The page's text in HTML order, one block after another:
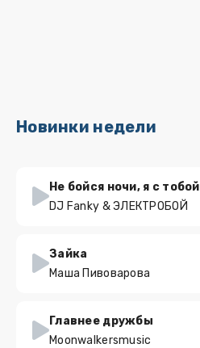
Новинки недели
Не бойся ночи, я с тобой
DJ Fanky & ЭЛЕКТРОБОЙ
Зайка
Маша Пивоварова
Главнее дружбы
Moonwalkersmusic